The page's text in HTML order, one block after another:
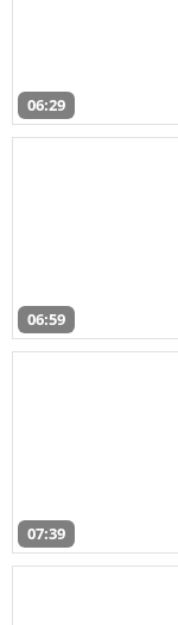
06:29
06:59
07:39